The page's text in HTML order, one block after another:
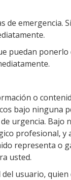
de emergencia.
puedan
o
bajo ninguna
urgencia. Bajo
profesional, y
representa o
usted.
usuario,